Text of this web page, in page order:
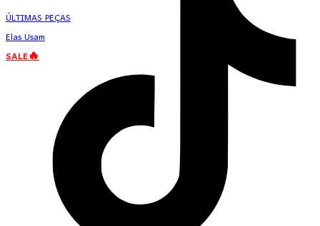
ÚLTIMAS PEÇAS
Elas Usam
SALE🔥